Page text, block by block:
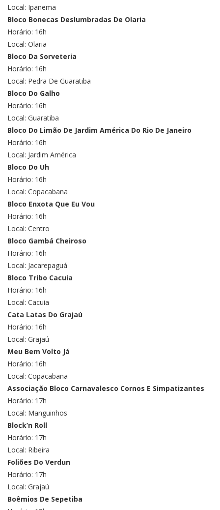
Local: Ipanema
Bloco Bonecas Deslumbradas De Olaria
Horário: 16h
Local: Olaria
Bloco Da Sorveteria
Horário: 16h
Local: Pedra De Guaratiba
Bloco Do Galho
Horário: 16h
Local: Guaratiba
Bloco Do Limão De Jardim América Do Rio De Janeiro
Horário: 16h
Local: Jardim América
Bloco Do Uh
Horário: 16h
Local: Copacabana
Bloco Enxota Que Eu Vou
Horário: 16h
Local: Centro
Bloco Gambá Cheiroso
Horário: 16h
Local: Jacarepaguá
Bloco Tribo Cacuia
Horário: 16h
Local: Cacuia
Cata Latas Do Grajaú
Horário: 16h
Local: Grajaú
Meu Bem Volto Já
Horário: 16h
Local: Copacabana
Associação Bloco Carnavalesco Cornos E Simpatizantes
Horário: 17h
Local: Manguinhos
Block’n Roll
Horário: 17h
Local: Ribeira
Foliões Do Verdun
Horário: 17h
Local: Grajaú
Boêmios De Sepetiba